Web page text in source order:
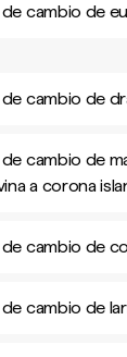
cambio de
cambio de
cambio de
a corona
cambio de
cambio de